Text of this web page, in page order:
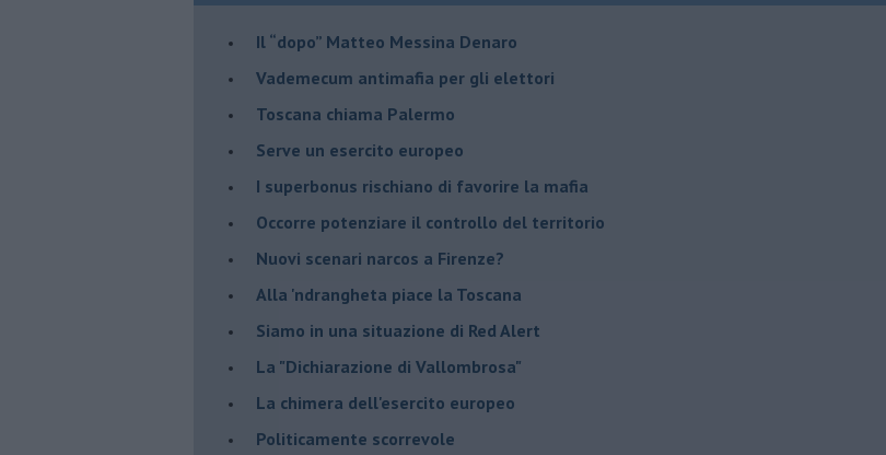
Il “dopo” Matteo Messina Denaro
Vademecum antimafia per gli elettori
Toscana chiama Palermo
Serve un esercito europeo
I superbonus rischiano di favorire la mafia
Occorre potenziare il controllo del territorio
​Nuovi scenari narcos a Firenze?
Alla 'ndrangheta piace la Toscana
Siamo in una situazione di Red Alert
La "Dichiarazione di Vallombrosa"
La chimera dell'esercito europeo
Politicamente scorrevole